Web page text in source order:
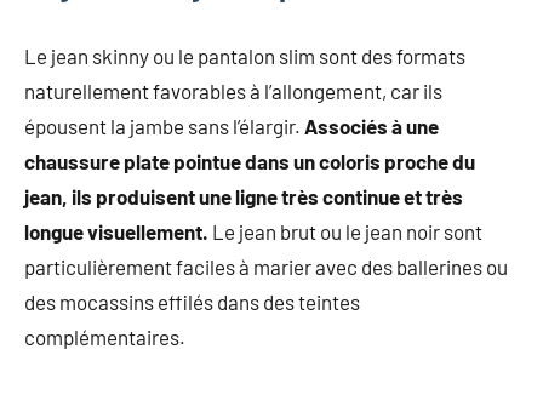
Le jean skinny ou le pantalon slim sont des formats
naturellement favorables à l’allongement, car ils
épousent la jambe sans l’élargir. Associés à une
chaussure plate pointue dans un coloris proche du
jean, ils produisent une ligne très continue et très
longue visuellement. Le jean brut ou le jean noir sont
particulièrement faciles à marier avec des ballerines ou
des mocassins effilés dans des teintes
complémentaires.